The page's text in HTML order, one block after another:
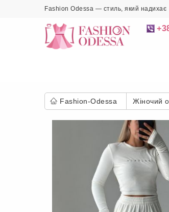
Fashion Odessa — стиль, який надихає
Fashion-Odessa Жіночий